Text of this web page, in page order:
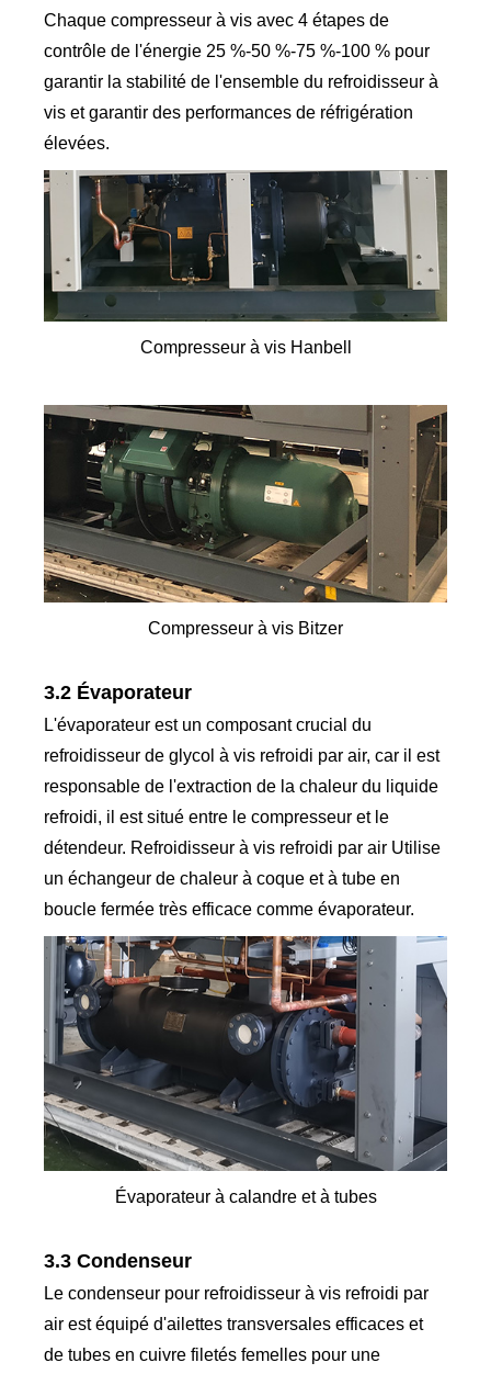
Chaque compresseur à vis avec 4 étapes de
contrôle de l'énergie 25 %-50 %-75 %-100 % pour
garantir la stabilité de l'ensemble du refroidisseur à
vis et garantir des performances de réfrigération
élevées.
Compresseur à vis Hanbell
Compresseur à vis Bitzer
3.2 Évaporateur
L'évaporateur est un composant crucial du
refroidisseur de glycol à vis refroidi par air, car il est
responsable de l'extraction de la chaleur du liquide
refroidi, il est situé entre le compresseur et le
détendeur. Refroidisseur à vis refroidi par air Utilise
un échangeur de chaleur à coque et à tube en
boucle fermée très efficace comme évaporateur.
Évaporateur à calandre et à tubes
3.3 Condenseur
Le condenseur pour refroidisseur à vis refroidi par
air est équipé d'ailettes transversales efficaces et
de tubes en cuivre filetés femelles pour une